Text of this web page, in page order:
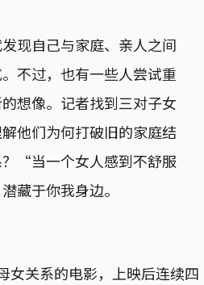
现自己与家庭、亲人之间
不过，也有一些人尝试重
想像。记者找到三对子女
他们为何打破旧的家庭结
“当一个女人感到不舒服
藏于你我身边。
女关系的电影，上映后连续四